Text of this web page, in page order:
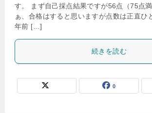
す。 まず自己採点結果ですが56点（75点
ぁ、合格はすると思いますが点数は正直ひ
年前 […]
続きを読む
0